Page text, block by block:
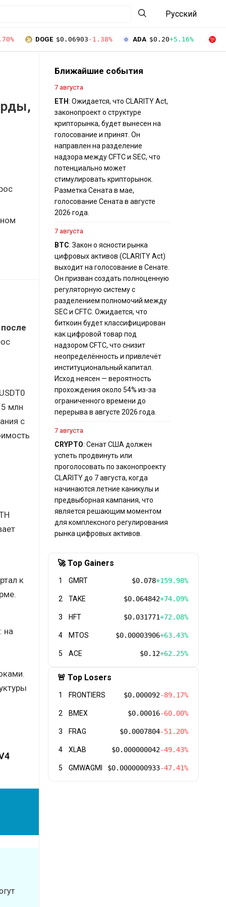
Русский
DOGE $0.06903 -1.38% ADA $0.20+5.16%
млн
с
к
на
Ближайшие события
7 августа
ETH: Ожидается, что CLARITY Act,
законопроект о структуре
крипторынка, будет вынесен на
голосование и принят. Он
направлен на разделение
надзора между CFTC и SEC, что
потенциально может
стимулировать крипторынок.
Разметка Сената в мае,
голосование Сената в августе
2026 года.
7 августа
BTC: Закон о ясности рынка
цифровых активов (CLARITY Act)
выходит на голосование в Сенате.
Он призван создать полноценную
регуляторную систему с
разделением полномочий между
SEC и CFTC. Ожидается, что
биткоин будет классифицирован
как цифровой товар под
надзором CFTC, что снизит
неопределённость и привлечёт
институциональный капитал.
Исход неясен — вероятность
прохождения около 54% из-за
ограниченного времени до
перерыва в августе 2026 года.
7 августа
CRYPTO: Сенат США должен
успеть продвинуть или
проголосовать по законопроекту
CLARITY до 7 августа, когда
начинаются летние каникулы и
предвыборная кампания, что
является решающим моментом
для комплексного регулирования
рынка цифровых активов.
🚀 Top Gainers
1 GMRT $0.078+159.98%
2 TAKE $0.064842+74.09%
3 HFT $0.031771+72.08%
4 MTOS $0.00003906+63.43%
5 ACE $0.12+62.25%
🚨 Top Losers
1 FRONTIERS $0.000092-89.17%
2 BMEX $0.00016-60.00%
3 FRAG $0.0007804-51.20%
4 XLAB $0.000000042-49.43%
5 GMWAGMI $0.0000000933-47.41%